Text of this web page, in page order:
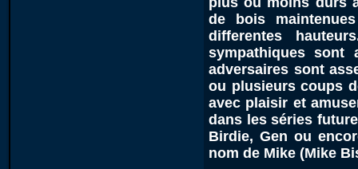
de bois
differentes
sympathiques sont
adversaires sont
ou plusieurs coups
avec plaisir et
dans les séries
Birdie, Gen ou
nom de Mike (Mike